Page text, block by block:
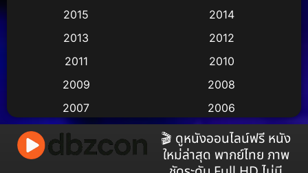
Based on a True Story สร้างจากเรื่องจริง(3)
Based on a True Story เรื่องจริง(38)
2015
2014
2013
2012
2011
2010
2009
2008
2007
2006
2005
2004
2003
2002
🎬 ดูหนังออนไลน์ฟรี หนัง
ใหม่ล่าสุด พากย์ไทย ภาพ